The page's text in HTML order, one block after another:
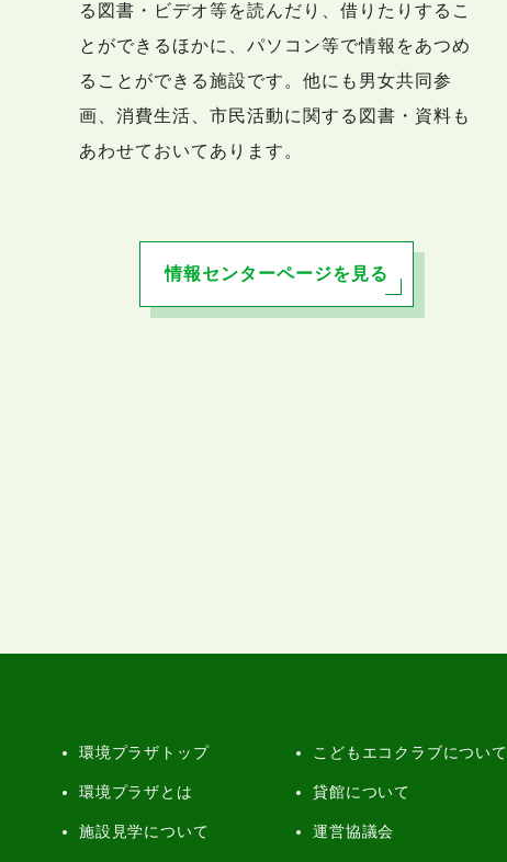
る図書・ビデオ等を読んだり、借りたりするこ
とができるほかに、パソコン等で情報をあつめ
ることができる施設です。他にも男女共同参
画、消費生活、市民活動に関する図書・資料も
あわせておいてあります。
情報センターページを見る
環境プラザトップ
環境プラザとは
施設見学について
こどもエコクラブについて
貸館について
運営協議会